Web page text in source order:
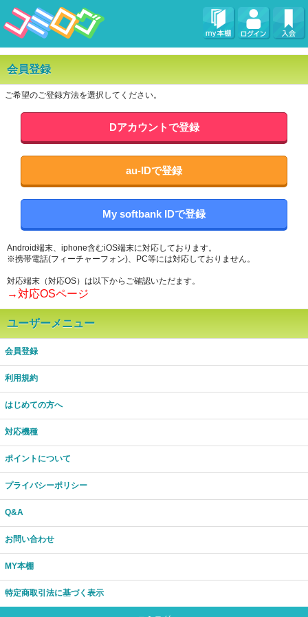
会員登録
ご希望のご登録方法を選択してください。
Dアカウントで登録
au-IDで登録
My softbank IDで登録
Android端末、iphone含むiOS端末に対応しております。
※携帯電話(フィーチャーフォン)、PC等には対応しておりません。
対応端末（対応OS）は以下からご確認いただます。
→対応OSページ
ユーザーメニュー
会員登録
利用規約
はじめての方へ
対応機種
ポイントについて
プライバシーポリシー
Q&A
お問い合わせ
MY本棚
特定商取引法に基づく表示